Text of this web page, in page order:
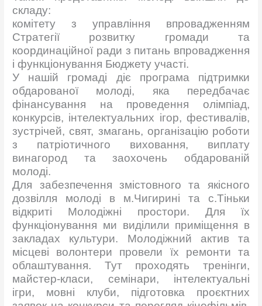
складу:
комітету з управління впровадженням
Стратегії розвитку громади та
координаційної ради з питань впровадження
і функціонування Бюджету участі.
У нашій громаді діє програма підтримки
обдарованої молоді, яка передбачає
фінансування на проведення олімпіад,
конкурсів, інтелектуальних iгop, фестивалів,
зустрічей, свят, змагань, організацію роботи
з патріотичного виховання, виплату
винагород та заохочень обдарованій
молоді.
Для забезпечення змістовного та якісного
дозвілля молоді в м.Чигирині та с.Тіньки
відкриті Молодіжні простори. Для їх
функціонування ми виділили приміщення в
закладах культури. Молодіжний актив та
місцеві волонтери провели їх ремонти та
облаштування. Тут проходять тренінги,
майстер-класи, семінари, інтелектуальні
ігри, мовні клуби, підготовка проєктних